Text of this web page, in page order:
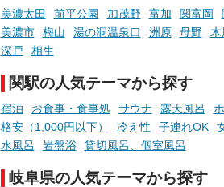
める占いで、“ととのう”おふろ
時間を、もっと特別に。
美濃太田 前平公園 加茂野 富加 関富岡
美濃市
梅山 湯の洞温泉口 洲原 母野 木
深戸
相生
関駅の人気テーマから探す
宿泊 お食事・食事処 サウナ 露天風呂
格安（1,000円以下）
冷え性 子連れOK
水風呂
岩盤浴 貸切風呂、個室風呂
岐阜県の人気テーマから探す